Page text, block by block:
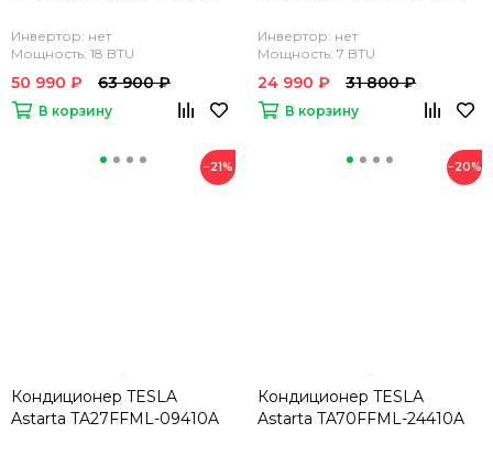
Инвертор: нет
Мощность: 18 BTU
50 990 ₽ 63 900 ₽
В корзину
Инвертор: нет
Мощность: 7 BTU
24 990 ₽ 31 800 ₽
В корзину
−21%
Кондиционер TESLA
Astarta TA27FFML-09410A
−20%
Кондиционер TESLA
Astarta TA70FFML-24410A